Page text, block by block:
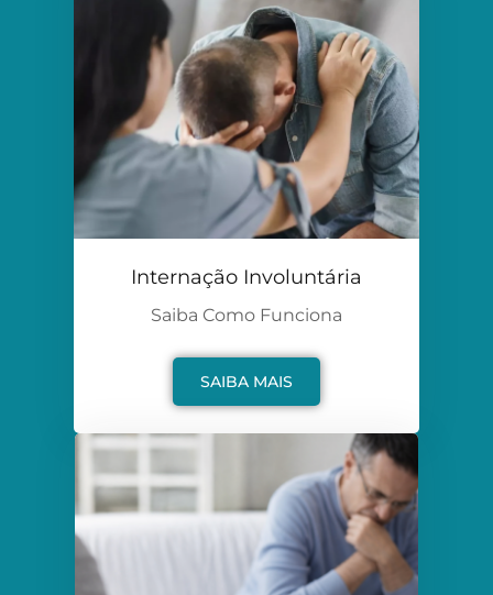
Internação Involuntária
Saiba Como Funciona
SAIBA MAIS